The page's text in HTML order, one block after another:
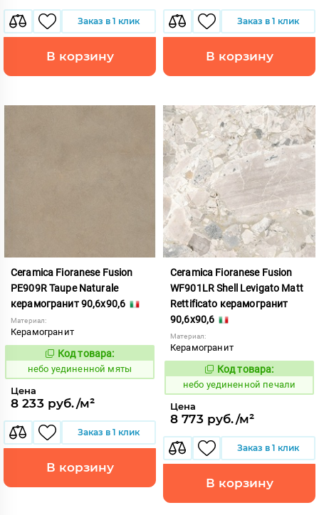
Заказ в 1 клик
В корзину
Заказ в 1 клик
В корзину
Ceramica Fioranese Fusion
PE909R Taupe Naturale
керамогранит 90,6x90,6
Материал:
Керамогранит
1122931
Код товара:
небо уединенной мяты
Цена
8 233 руб./м²
Заказ в 1 клик
В корзину
Ceramica Fioranese Fusion
WF901LR Shell Levigato Matt
Rettificato керамогранит
90,6x90,6
Материал:
Керамогранит
1122945
Код товара:
небо уединенной печали
Цена
8 773 руб./м²
Заказ в 1 клик
В корзину